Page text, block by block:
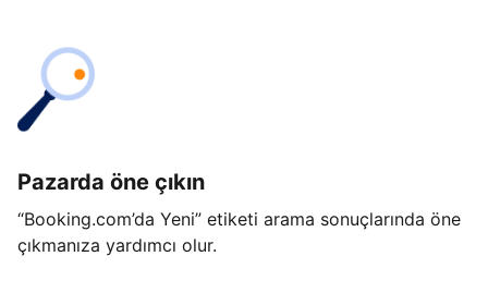
Pazarda öne çıkın
“Booking.com’da Yeni” etiketi arama sonuçlarında öne
çıkmanıza yardımcı olur.